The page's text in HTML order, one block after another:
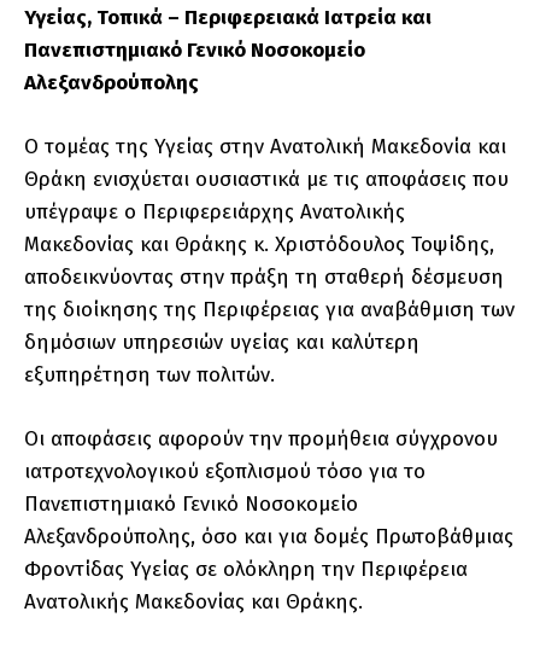
Υγείας, Τοπικά – Περιφερειακά Ιατρεία και
Πανεπιστημιακό Γενικό Νοσοκομείο
Αλεξανδρούπολης
Ο τομέας της Υγείας στην Ανατολική Μακεδονία και
Θράκη ενισχύεται ουσιαστικά με τις αποφάσεις που
υπέγραψε ο Περιφερειάρχης Ανατολικής
Μακεδονίας και Θράκης κ. Χριστόδουλος Τοψίδης,
αποδεικνύοντας στην πράξη τη σταθερή δέσμευση
της διοίκησης της Περιφέρειας για αναβάθμιση των
δημόσιων υπηρεσιών υγείας και καλύτερη
εξυπηρέτηση των πολιτών.
Οι αποφάσεις αφορούν την προμήθεια σύγχρονου
ιατροτεχνολογικού εξοπλισμού τόσο για το
Πανεπιστημιακό Γενικό Νοσοκομείο
Αλεξανδρούπολης, όσο και για δομές Πρωτοβάθμιας
Φροντίδας Υγείας σε ολόκληρη την Περιφέρεια
Ανατολικής Μακεδονίας και Θράκης.